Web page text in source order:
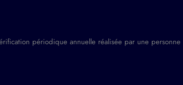
périodique annuelle réalisée par une personne